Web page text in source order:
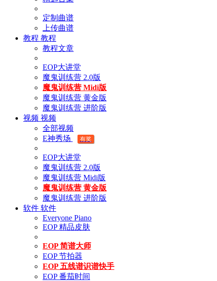
定制曲谱
上传曲谱
教程 教程
教程文章
EOP大讲堂
魔鬼训练营 2.0版
魔鬼训练营 Midi版
魔鬼训练营 黄金版
魔鬼训练营 进阶版
视频 视频
全部视频
E神秀场
有奖
EOP大讲堂
魔鬼训练营 2.0版
魔鬼训练营 Midi版
魔鬼训练营 黄金版
魔鬼训练营 进阶版
软件 软件
Everyone Piano
EOP 精品皮肤
EOP 简谱大师
EOP 节拍器
EOP 五线谱识谱快手
EOP 番茄时间